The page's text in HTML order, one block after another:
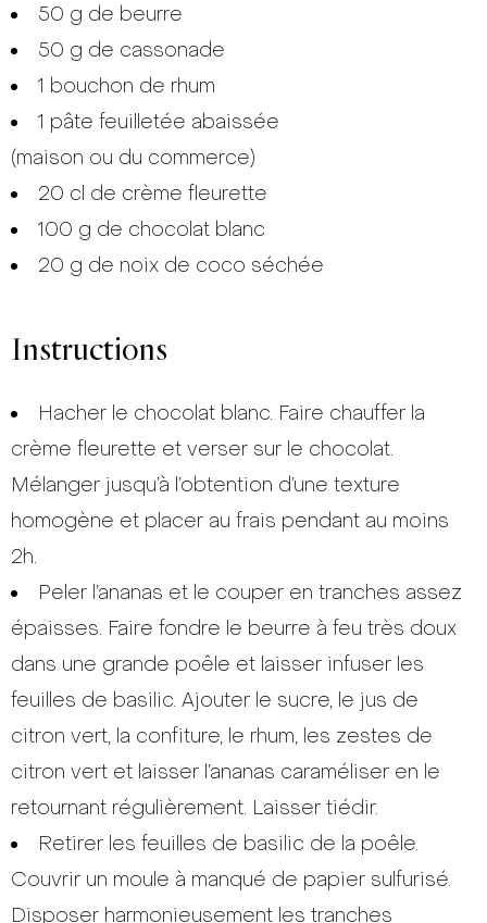
50 g de beurre
50 g de cassonade
1 bouchon de rhum
1 pâte feuilletée abaissée
(maison ou du commerce)
20 cl de crème fleurette
100 g de chocolat blanc
20 g de noix de coco séchée
Instructions
Hacher le chocolat blanc. Faire chauffer la
crème fleurette et verser sur le chocolat.
Mélanger jusqu’à l’obtention d’une texture
homogène et placer au frais pendant au moins
2h.
Peler l’ananas et le couper en tranches assez
épaisses. Faire fondre le beurre à feu très doux
dans une grande poêle et laisser infuser les
feuilles de basilic. Ajouter le sucre, le jus de
citron vert, la confiture, le rhum, les zestes de
citron vert et laisser l’ananas caraméliser en le
retournant régulièrement. Laisser tiédir.
Retirer les feuilles de basilic de la poêle.
Couvrir un moule à manqué de papier sulfurisé.
Disposer harmonieusement les tranches